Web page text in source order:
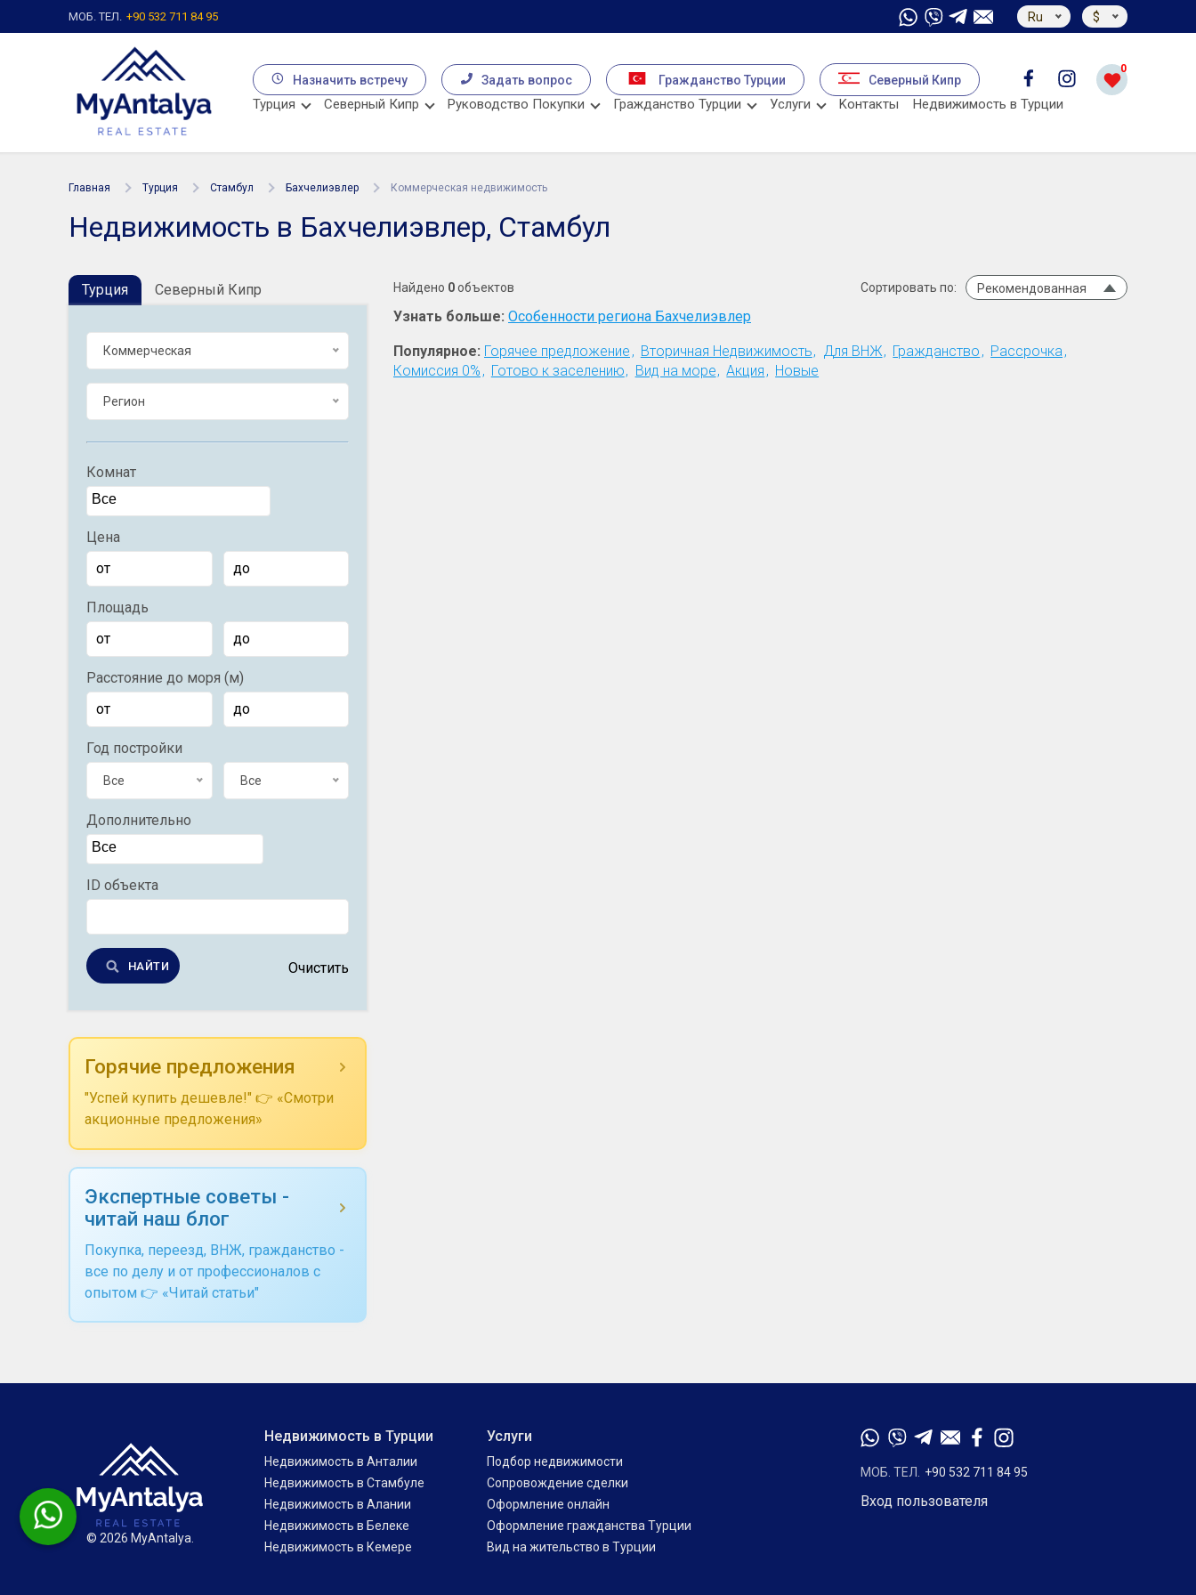
МОБ. ТЕЛ. +90 532 711 84 95 Ru $
Назначить встречу Задать вопрос Гражданство Турции Северный Кипр
0
Турция Северный Кипр Руководство Покупки Гражданство Турции Услуги Kонтакты Недвижимость в Турции
Главная Турция Стамбул Бахчелиэвлер Коммерческая недвижимость
Недвижимость в Бахчелиэвлер, Стамбул
Турция Северный Кипр
Коммерческая
Регион
Комнат
Цена
Площадь
Расстояние до моря (м)
Год постройки
Все Все
Дополнительно
ID объекта
НАЙТИ Очистить
Горячие предложения
"Успей купить дешевле!" 👉 «Смотри
акционные предложения»
Экспертные советы -
читай наш блог
Покупка, переезд, ВНЖ, гражданство -
все по делу и от профессионалов с
опытом 👉 «Читай статьи"
Найдено 0объектов Сортировать по: Рекомендованная
Узнать больше: Особенности региона Бахчелиэвлер
Популярное: Горячее предложение Вторичная Недвижимость Для ВНЖ Гражданство
Рассрочка
Комиссия 0%
Готово к заселению Вид на море Акция Новые
© 2026 MyAntalya.
Недвижимость в Турции
Недвижимость в Анталии
Недвижимость в Стамбуле
Недвижимость в Алании
Недвижимость в Белеке
Недвижимость в Кемере
Услуги
Подбор недвижимости
Сопровождение сделки
Оформление онлайн
Оформление гражданства Турции
Вид на жительство в Турции
МОБ. ТЕЛ. +90 532 711 84 95
Вход пользователя